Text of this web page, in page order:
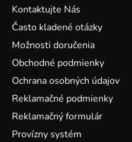
Kontaktujte Nás
Často kladené otázky
Možnosti doručenia
Obchodné podmienky
Ochrana osobných údajov
Reklamačné podmienky
Reklamačný formulár
Provízny systém